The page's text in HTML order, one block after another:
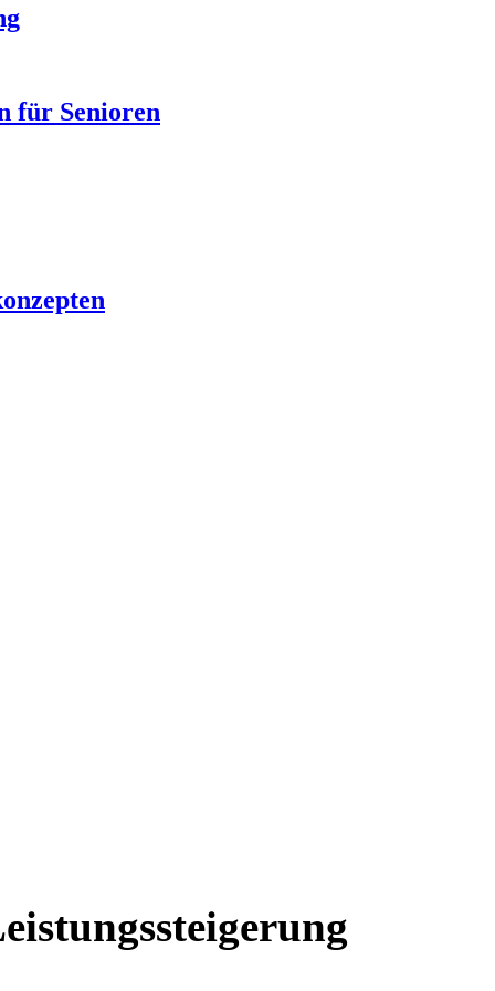
für Senioren